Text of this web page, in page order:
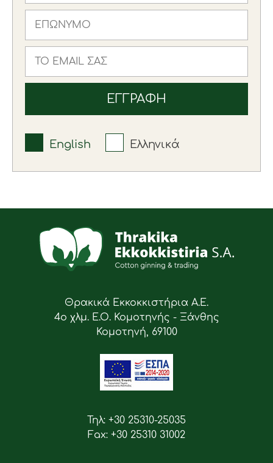
English Ελληνικά
Θρακικά Εκκοκκιστήρια Α.Ε.
4ο χλμ. Ε.Ο. Κομοτηνής - Ξάνθης
Κομοτηνή, 69100
Τηλ: +30 25310-25035
Fax: +30 25310 31002